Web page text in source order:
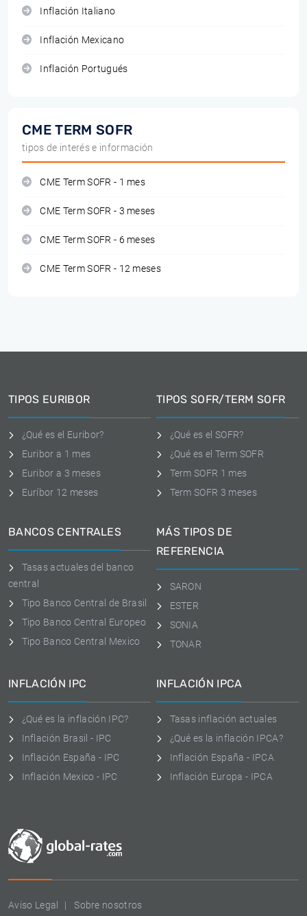
Inflación Italiano
Inflación Mexicano
Inflación Portugués
CME TERM SOFR
tipos de interés e información
CME Term SOFR - 1 mes
CME Term SOFR - 3 meses
CME Term SOFR - 6 meses
CME Term SOFR - 12 meses
Aviso Legal Sobre nosotros
TIPOS EURIBOR
¿Qué es el Euribor?
Euribor a 1 mes
Euribor a 3 meses
Euríbor 12 meses
TIPOS SOFR/TERM SOFR
¿Qué es el SOFR?
¿Qué es el Term SOFR
Term SOFR 1 mes
Term SOFR 3 meses
BANCOS CENTRALES
Tasas actuales del banco
central
Tipo Banco Central de Brasil
Tipo Banco Central Europeo
Tipo Banco Central Mexico
MÁS TIPOS DE
REFERENCIA
SARON
ESTER
SONIA
TONAR
INFLACIÓN IPC
¿Qué es la inflación IPC?
Inflación Brasil - IPC
Inflación España - IPC
Inflación Mexico - IPC
INFLACIÓN IPCA
Tasas inflación actuales
¿Qué es la inflación IPCA?
Inflación España - IPCA
Inflación Europa - IPCA